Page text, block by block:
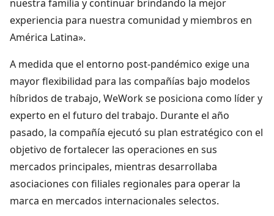
nuestra familia y continuar brindando la mejor
experiencia para nuestra comunidad y miembros en
América Latina».
A medida que el entorno post-pandémico exige una
mayor flexibilidad para las compañías bajo modelos
híbridos de trabajo, WeWork se posiciona como líder y
experto en el futuro del trabajo. Durante el año
pasado, la compañía ejecutó su plan estratégico con el
objetivo de fortalecer las operaciones en sus
mercados principales, mientras desarrollaba
asociaciones con filiales regionales para operar la
marca en mercados internacionales selectos.